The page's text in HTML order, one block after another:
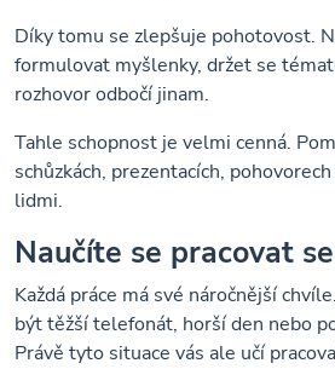
Díky tomu se zlepšuje pohotovost.
formulovat myšlenky, držet se
rozhovor odbočí jinam.
Tahle schopnost je velmi cenná.
schůzkách, prezentacích,
lidmi.
Naučíte se pracovat
Každá práce má své náročnější
být těžší telefonát, horší den nebo
Právě tyto situace vás ale učí